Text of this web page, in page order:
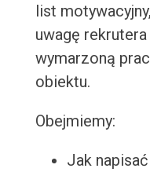
list
uwagę
wymarzoną
obiektu.
Obejmiemy:
Jak